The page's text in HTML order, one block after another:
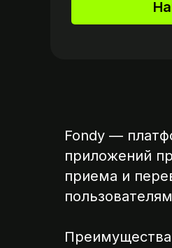
Fondy —
приложений
приема и